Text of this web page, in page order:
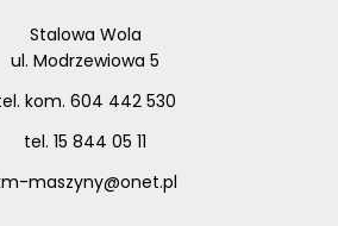
Stalowa Wola
ul. Modrzewiowa 5
kom. 604 442 530
tel. 15 844 05 11
maszyny@onet.pl